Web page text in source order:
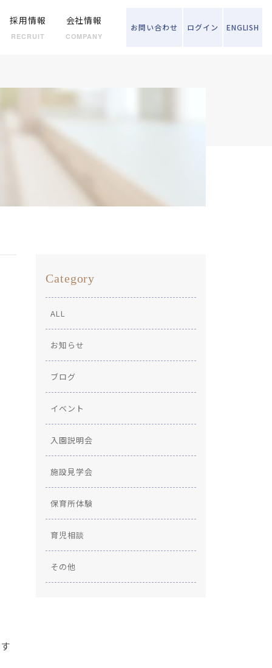
ログイン
お問い合わせ ENGLISH
採用情報
RECRUIT
会社情報
COMPANY
Category
ALL
お知らせ
ブログ
イベント
入園説明会
施設見学会
保育所体験
育児相談
その他